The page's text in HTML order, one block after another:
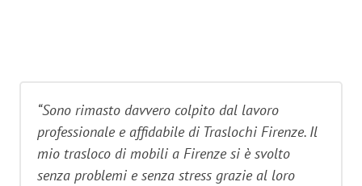
“Sono rimasto davvero colpito dal lavoro
professionale e affidabile di Traslochi Firenze. Il
mio trasloco di mobili a Firenze si è svolto
senza problemi e senza stress grazie al loro